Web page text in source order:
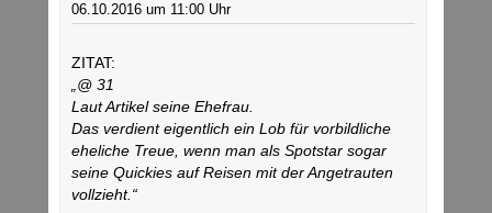
06.10.2016 um 11:00 Uhr
ZITAT:
„@ 31
Laut Artikel seine Ehefrau.
Das verdient eigentlich ein Lob für vorbildliche
eheliche Treue, wenn man als Spotstar sogar
seine Quickies auf Reisen mit der Angetrauten
vollzieht.“